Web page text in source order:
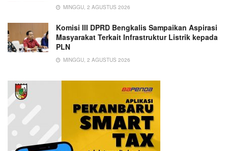
MINGGU, 2 AGUSTUS 2026
Komisi III DPRD Bengkalis Sampaikan Aspirasi
Masyarakat Terkait Infrastruktur Listrik kepada
PLN
MINGGU, 2 AGUSTUS 2026